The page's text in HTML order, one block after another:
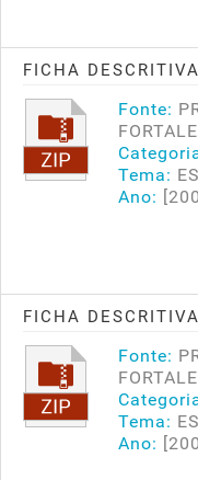
FICHA
Fonte:
Tema:
Ano:
FICHA
Fonte:
Tema:
Ano: